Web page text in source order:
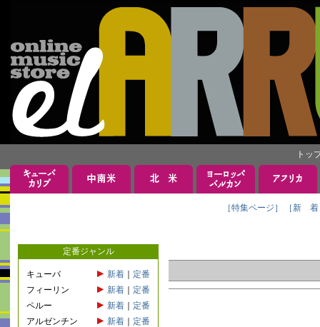
トッ
［特集ページ］ ［新 着
定番ジャンル
キューバ 新着
定番
フィーリン
新着
定番
ペルー
新着
定番
アルゼンチン
新着
定番